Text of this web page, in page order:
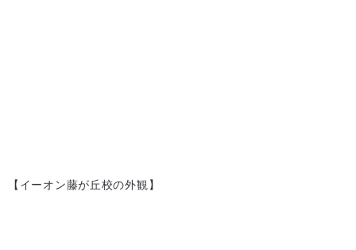
【イーオン藤が丘校の外観】